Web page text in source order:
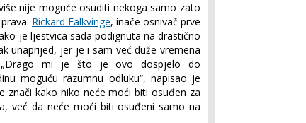
nije moguće osuditi nekoga samo zato
Rickard Falkvinge, inače osnivač prve
je ljestvica sada podignuta na drastično
unaprijed, jer je i sam već duže vremena
„Drago mi je što je ovo dospjelo do
moguću razumnu odluku“, napisao je
znači kako niko neće moći biti osuđen za
već da neće moći biti osuđeni samo na